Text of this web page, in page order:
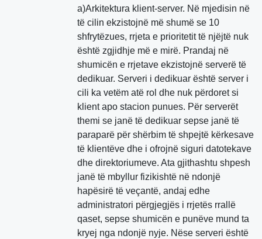
a)Arkitektura klient-server. Në mjedisin në
të cilin ekzistojnë më shumë se 10
shfrytëzues, rrjeta e prioritetit të njëjtë nuk
është zgjidhje më e mirë. Prandaj në
shumicën e rrjetave ekzistojnë serverë të
dedikuar. Serveri i dedikuar është server i
cili ka vetëm atë rol dhe nuk përdoret si
klient apo stacion punues. Për serverët
themi se janë të dedikuar sepse janë të
paraparë për shërbim të shpejtë kërkesave
të klientëve dhe i ofrojnë siguri datotekave
dhe direktoriumeve. Ata gjithashtu shpesh
janë të mbyllur fizikishtë në ndonjë
hapësirë të veçantë, andaj edhe
administratori përgjegjës i rrjetës rrallë
qaset, sepse shumicën e punëve mund ta
kryej nga ndonjë nyje. Nëse serveri është